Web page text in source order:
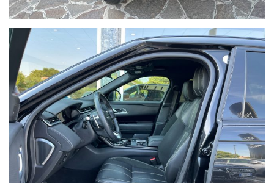
SEDE: 0444/760759,
UFFICIO VENDITE E NOLEGGIO: VALENTINO 0039 328/8492616,
RESPONSABILE USATO: TOMMASO 0039 328/8275575.
Oppure visita il sito www.sprint-auto.it
Siamo in grado di reperire in brevissimo tempo qualsiasi tipo di
veicolo dal mercato Tedesco, secondo le specifiche ed i desideri del
cliente.
Siamo Rent Point, per le vostre esigenze di noleggio a breve e
medio termine.
Offriamo anche il servizio di Noleggio a Lungo Termine sia per
privati che ditte o partite iva, con proposte personalizzabili in base
alle varie esigenze, su ogni vettura o mezzo commerciale.
VISIBILE PRESSO LO SHOWROOM DI